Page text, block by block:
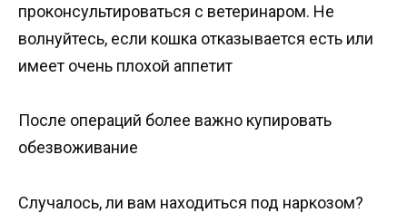
проконсультироваться с ветеринаром. Не
волнуйтесь, если кошка отказывается есть или
имеет очень плохой аппетит
После операций более важно купировать
обезвоживание
Случалось, ли вам находиться под наркозом?